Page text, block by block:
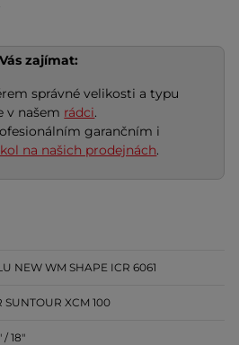
zajímat:
správné velikosti a typu
v našem rádci.
garančním i
na našich prodejnách.
NEW WM SHAPE ICR 6061
SUNTOUR XCM 100
/ 18"